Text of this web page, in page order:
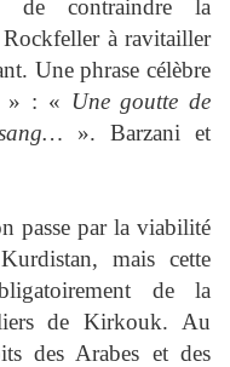
de contraindre la
à ravitailler
Une phrase célèbre
» : « Une goutte de
». Barzani et
passe par la viabilité
mais cette
de la
de Kirkouk. Au
des Arabes et des